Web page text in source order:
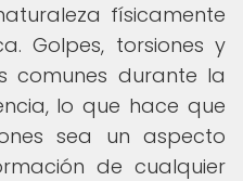
físicamente
Golpes, torsiones y
comunes durante la
lo que hace que
sea un aspecto
de cualquier